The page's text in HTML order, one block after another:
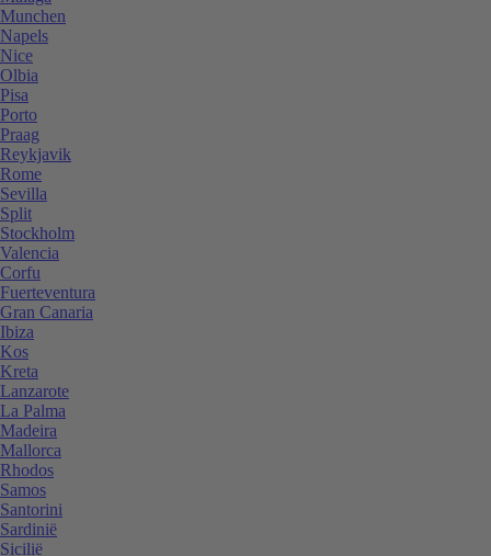
Munchen
Napels
Nice
Olbia
Pisa
Porto
Praag
Reykjavik
Rome
Sevilla
Split
Stockholm
Valencia
Corfu
Fuerteventura
Gran Canaria
Ibiza
Kos
Kreta
Lanzarote
La Palma
Madeira
Mallorca
Rhodos
Samos
Santorini
Sardinië
Sicilië